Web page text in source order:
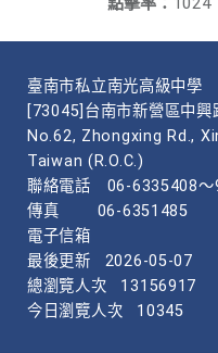
臺南市私立南光高級中學
[73045]台南市新營區中興
No.62, Zhongxing Rd.,
Taiwan (R.O.C.)
聯絡電話
06-6335408～
傳真
06-6351485
電子信箱
最後更新
2026-05-07
總瀏覽人次
13156917
今日瀏覽人次
10345